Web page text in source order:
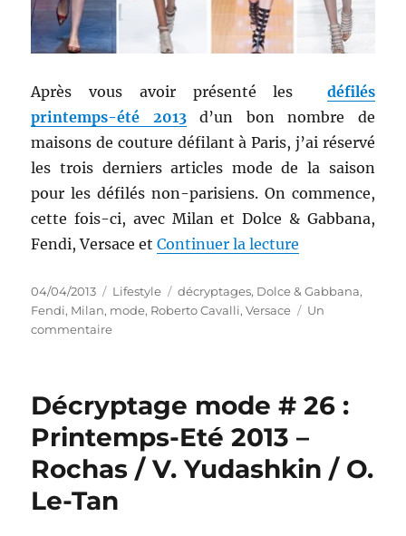
Après vous avoir présenté les
défilés
printemps-été 2013d’un bon nombre de
maisons de couture défilant à Paris, j’ai réservé
les trois derniers articles mode de la saison
pour les défilés non-parisiens. On commence,
cette fois-ci, avec Milan et Dolce & Gabbana,
Fendi, Versace etContinuer la lecture
Publié
le
04/04/2013 Catégories
Lifestyle Étiquettes
décryptages, Dolce & Gabbana,
Fendi, Milan, mode, Roberto Cavalli,Versace
Un
commentairesur
27
:
Printemps-
Eté
2013
–
Décryptage mode # 26 :
Printemps-Eté 2013 –
Rochas / V. Yudashkin / O.
Le-Tan